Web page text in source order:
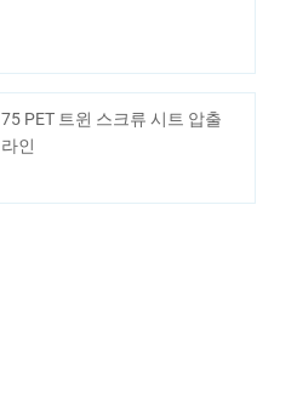
75 PET 트윈 스크류 시트 압출
라인